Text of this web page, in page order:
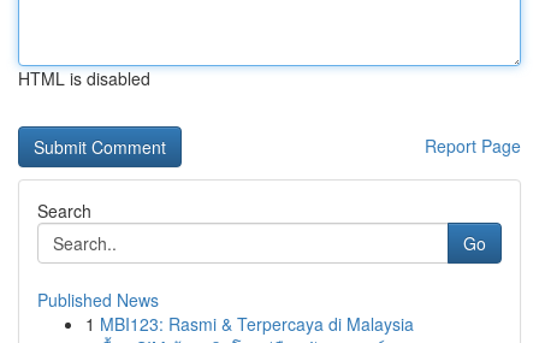
HTML is disabled
Report Page
Search
Go
Published News
1 MBI123: Rasmi & Terpercaya di Malaysia